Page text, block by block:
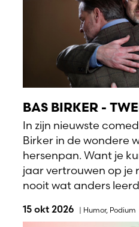
BAS BIRKER -
In zijn nieuwste
Birker in de wondere
hersenpan. Want je
jaar vertrouwen op je
nooit wat anders
15 okt 2026 | Humor, Podium